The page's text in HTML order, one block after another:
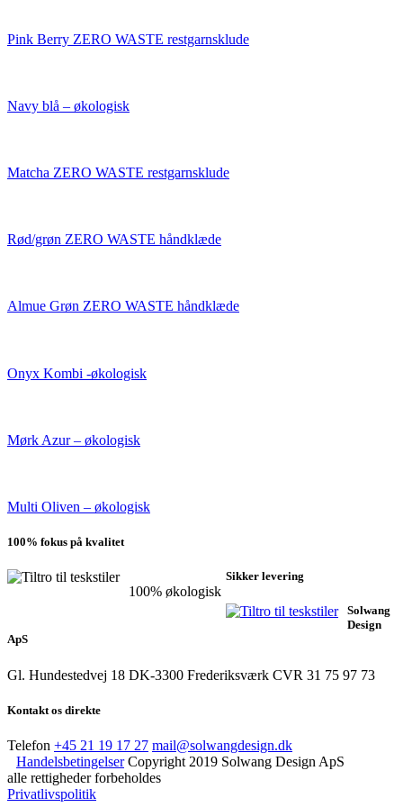
Pink Berry ZERO WASTE restgarnsklude
Navy blå – økologisk
Matcha ZERO WASTE restgarnsklude
Rød/grøn ZERO WASTE håndklæde
Almue Grøn ZERO WASTE håndklæde
Onyx Kombi -økologisk
Mørk Azur – økologisk
Multi Oliven – økologisk
100% fokus på kvalitet
100% økologisk
Sikker levering
Solwang
Design
ApS
Gl. Hundestedvej 18 DK-3300 Frederiksværk CVR 31 75 97 73
Kontakt os direkte
Telefon +45 21 19 17 27 mail@solwangdesign.dk
Handelsbetingelser Copyright 2019 Solwang Design ApS
alle rettigheder forbeholdes
Privatlivspolitik